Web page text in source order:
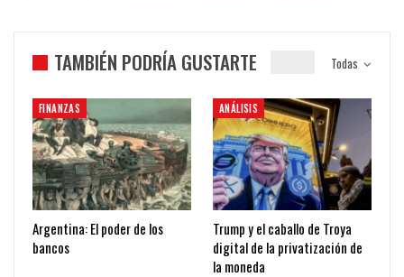
Todas
TAMBIÉN PODRÍA GUSTARTE
FINANZAS
Argentina: El poder de los
bancos
ANÁLISIS
Trump y el caballo de Troya
digital de la privatización de
la moneda